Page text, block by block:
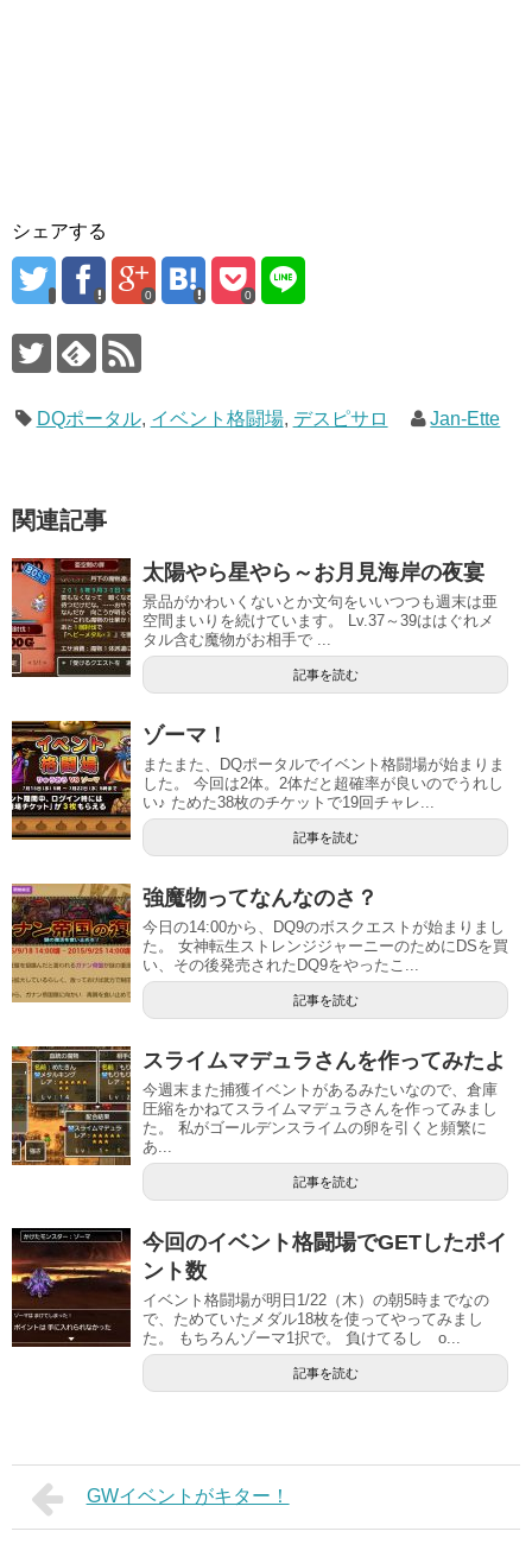
シェアする
0 0
DQポータル, イベント格闘場, デスピサロ Jan-Ette
関連記事
太陽やら星やら～お月見海岸の夜宴
景品がかわいくないとか文句をいいつつも週末は亜
空間まいりを続けています。 Lv.37～39ははぐれメ
タル含む魔物がお相手で ...
記事を読む
ゾーマ！
またまた、DQポータルでイベント格闘場が始まりま
した。 今回は2体。2体だと超確率が良いのでうれし
い♪ ためた38枚のチケットで19回チャレ...
記事を読む
強魔物ってなんなのさ？
今日の14:00から、DQ9のボスクエストが始まりまし
た。 女神転生ストレンジジャーニーのためにDSを買
い、その後発売されたDQ9をやったこ...
記事を読む
スライムマデュラさんを作ってみたよ
今週末また捕獲イベントがあるみたいなので、倉庫
圧縮をかねてスライムマデュラさんを作ってみまし
た。 私がゴールデンスライムの卵を引くと頻繁に
あ...
記事を読む
今回のイベント格闘場でGETしたポイ
ント数
イベント格闘場が明日1/22（木）の朝5時までなの
で、ためていたメダル18枚を使ってやってみまし
た。 もちろんゾーマ1択で。 負けてるし o...
記事を読む
GWイベントがキター！